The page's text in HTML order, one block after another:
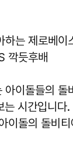
하는 제로베이
깍듯후배
아이돌들의
시간입니다
이돌의 돌비